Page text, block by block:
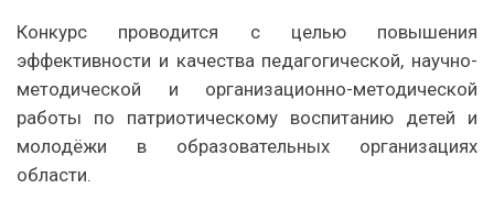
Конкурс проводится с целью повышения
эффективности и качества педагогической, научно-
методической и организационно-методической
работы по патриотическому воспитанию детей и
молодёжи в образовательных организациях
области.